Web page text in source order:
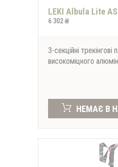
LEKI Albula Lite
6 302 ₴
3-секційні трекінгові
високоміцного
НЕМАЄ В